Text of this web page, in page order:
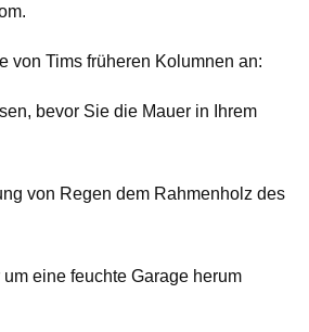
von Tims früheren Kolumnen an:
bevor Sie die Mauer in Ihrem
von Regen dem Rahmenholz des
eine feuchte Garage herum